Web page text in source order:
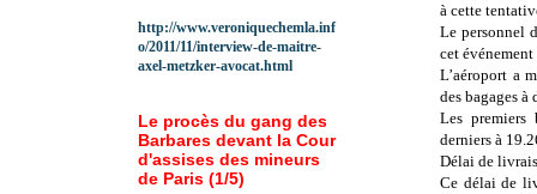
à cette
Le personnel
cet
L’aéroport a
des bagages à
Les
derniers à
Délai de
Ce délai de
http://www.veroniquechemla.inf
o/2011/11/interview-de-maitre-
axel-metzker-avocat.html
Le procès du gang des
Barbares devant la Cour
d'assises des mineurs
de Paris (1/5)